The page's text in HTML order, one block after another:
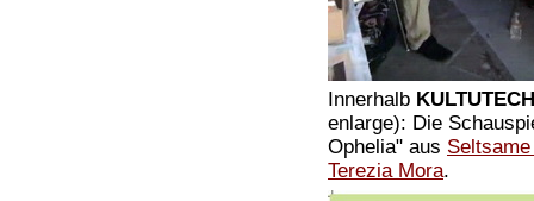
Innerhalb
enlarge): Die
Ophelia" aus
Terezia Mora.